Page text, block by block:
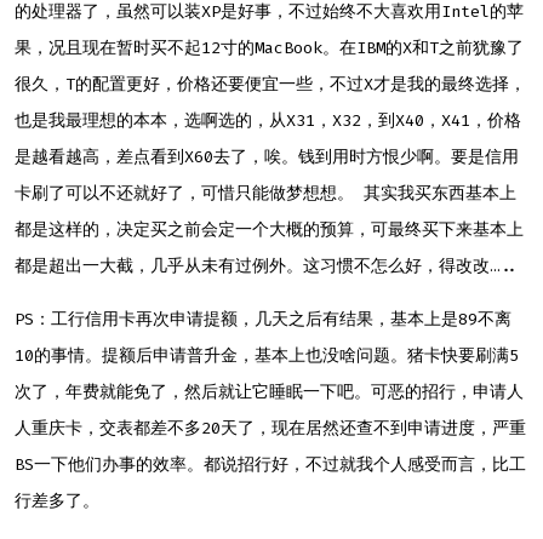
的处理器了，虽然可以装XP是好事，不过始终不大喜欢用Intel的苹
果，况且现在暂时买不起12寸的MacBook。在IBM的X和T之前犹豫了
很久，T的配置更好，价格还要便宜一些，不过X才是我的最终选择，
也是我最理想的本本，选啊选的，从X31，X32，到X40，X41，价格
是越看越高，差点看到X60去了，唉。钱到用时方恨少啊。要是信用
卡刷了可以不还就好了，可惜只能做梦想想。 其实我买东西基本上
都是这样的，决定买之前会定一个大概的预算，可最终买下来基本上
都是超出一大截，几乎从未有过例外。这习惯不怎么好，得改改…..
PS：工行信用卡再次申请提额，几天之后有结果，基本上是89不离
10的事情。提额后申请普升金，基本上也没啥问题。猪卡快要刷满5
次了，年费就能免了，然后就让它睡眠一下吧。可恶的招行，申请人
人重庆卡，交表都差不多20天了，现在居然还查不到申请进度，严重
BS一下他们办事的效率。都说招行好，不过就我个人感受而言，比工
行差多了。